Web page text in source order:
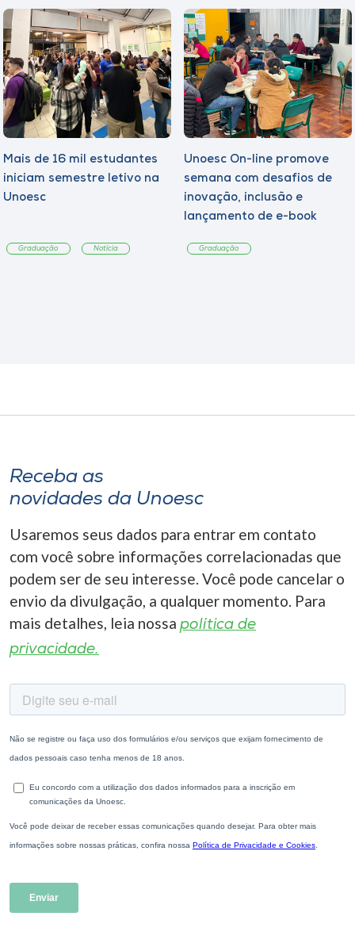
Mais de 16 mil estudantes
iniciam semestre letivo na
Unoesc
Graduação Notícia
Unoesc On-line promove
semana com desafios de
inovação, inclusão e
lançamento de e-book
Graduação
Receba as
novidades da Unoesc
Usaremos seus dados para entrar em contato
com você sobre informações correlacionadas que
podem ser de seu interesse. Você pode cancelar o
envio da divulgação, a qualquer momento. Para
mais detalhes, leia nossa política de
privacidade.